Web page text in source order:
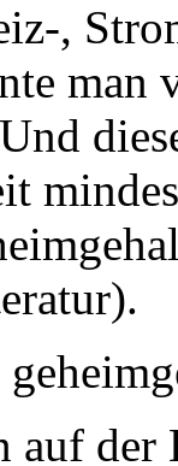
,
man
auf der